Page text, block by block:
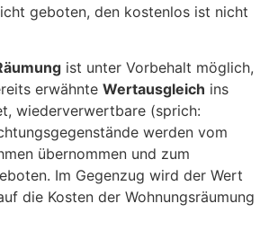
geboten, den kostenlos ist nicht
ist unter Vorbehalt möglich,
erwähnte Wertausgleich ins
wiederverwertbare (sprich:
werden vom
übernommen und zum
Im Gegenzug wird der Wert
die Kosten der Wohnungsräumung